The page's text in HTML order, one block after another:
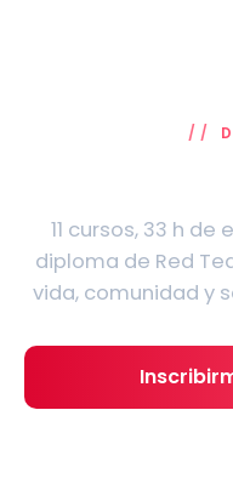
11 cursos, 33 h
diploma de Red
vida, comunidad y